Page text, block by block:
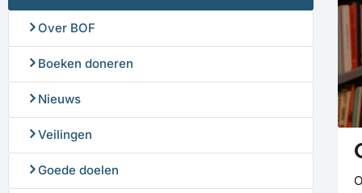
Over BOF
Boeken doneren
Nieuws
Veilingen
Goede doelen